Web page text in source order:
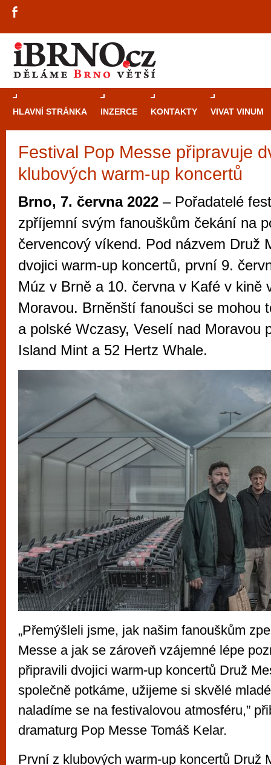
HLAVNÍ STRÁNKA INZERCE KONTAKTY VIVAT VINUM
Festival Pop Messe připravuje
klubových warm-up koncertů
Brno, 7. června 2022 – Pořadatelé
zpříjemní svým fanouškům čekání na
červencový víkend. Pod názvem Druž
dvojici warm-up koncertů, první 9.
Múz v Brně a 10. června v Kafé v kině
Moravou. Brněnští fanoušci se mohou
a polské Wczasy, Veselí nad Moravou
Island Mint a 52 Hertz Whale.
„Přemýšleli jsme, jak našim fanouškům
Messe a jak se zároveň vzájemné lépe
připravili dvojici warm-up koncertů Druž
společně potkáme, užijeme si skvělé
naladíme se na festivalovou atmosféru,”
dramaturg Pop Messe Tomáš Kelar.
První z klubových warm-up koncertů Druž
Průvodce
Brně: Od
Brno je
zajímavé
restaurace,
Mimo jiné je ale také místem, kde si
vyzkoušet různé kasinové hry. V
metropoli naleznete širokou nabídku her
po moderní automaty jak pro pravidelné
příležitostné hráče. V...